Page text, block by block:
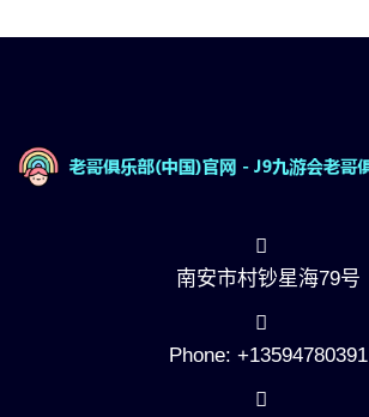
南安市村钞星海79号
Phone: +13594780391